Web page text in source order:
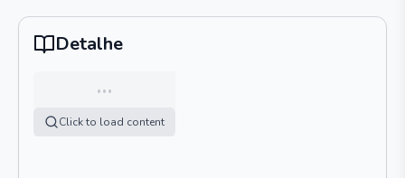
Detalhe
…
Click to load content